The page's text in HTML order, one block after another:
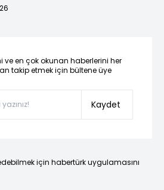
ve en çok okunan haberlerini her
takip etmek için bültene üye
Kaydet
için habertürk uygulamasını